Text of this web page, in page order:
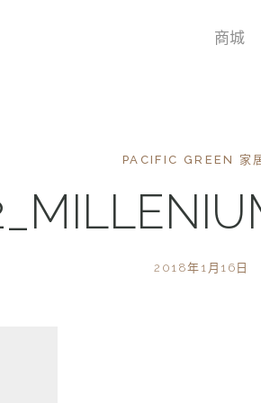
商城
PACIFIC GREEN 家
2018年1月16日